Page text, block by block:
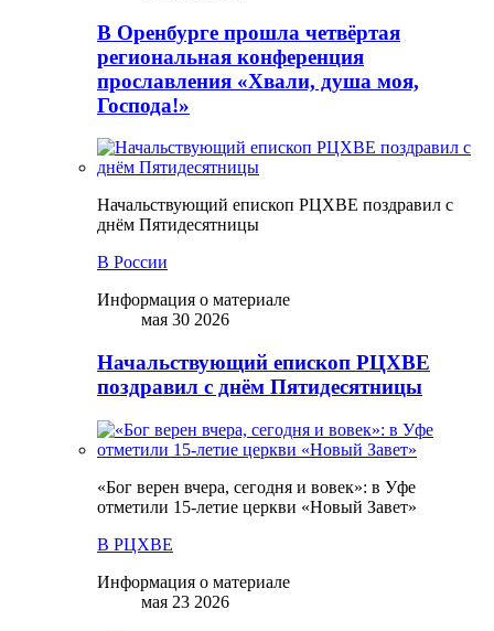
В Оренбурге прошла четвёртая
региональная конференция
прославления «Хвали, душа моя,
Господа!»
Начальствующий епископ РЦХВЕ поздравил с
днём Пятидесятницы
В России
Информация о материале
мая 30 2026
Начальствующий епископ РЦХВЕ
поздравил с днём Пятидесятницы
«Бог верен вчера, сегодня и вовек»: в Уфе
отметили 15-летие церкви «Новый Завет»
В РЦХВЕ
Информация о материале
мая 23 2026